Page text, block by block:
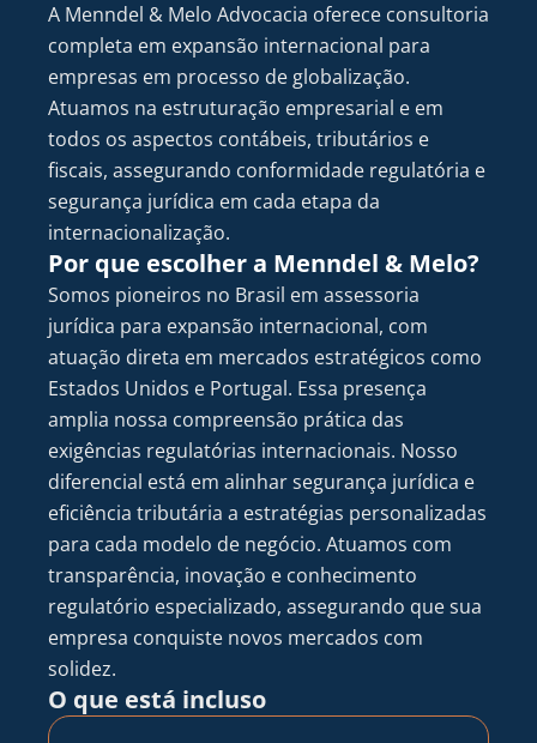
A Menndel & Melo Advocacia oferece consultoria
completa em expansão internacional para
empresas em processo de globalização.
Atuamos na estruturação empresarial e em
todos os aspectos contábeis, tributários e
fiscais, assegurando conformidade regulatória e
segurança jurídica em cada etapa da
internacionalização.
Por que escolher a Menndel & Melo?
Somos pioneiros no Brasil em assessoria
jurídica para expansão internacional, com
atuação direta em mercados estratégicos como
Estados Unidos e Portugal. Essa presença
amplia nossa compreensão prática das
exigências regulatórias internacionais. Nosso
diferencial está em alinhar segurança jurídica e
eficiência tributária a estratégias personalizadas
para cada modelo de negócio. Atuamos com
transparência, inovação e conhecimento
regulatório especializado, assegurando que sua
empresa conquiste novos mercados com
solidez.
O que está incluso